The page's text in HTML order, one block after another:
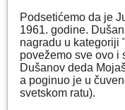
Podsetićemo da je
1961. godine.
nagradu u kategoriji
povežemo sve ovo i
Dušanov deda
a poginuo je u
svetskom ratu).